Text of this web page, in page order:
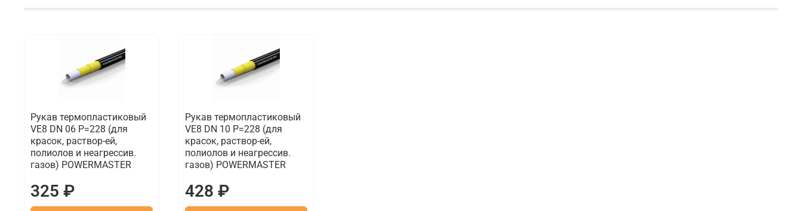
Рукав термопластиковый
VE8 DN 06 P=228 (для
красок, раствор-ей,
полиолов и неагрессив.
газов) POWERMASTER
325 ₽
Рукав термопластиковый
VE8 DN 10 P=228 (для
красок, раствор-ей,
полиолов и неагрессив.
газов) POWERMASTER
428 ₽